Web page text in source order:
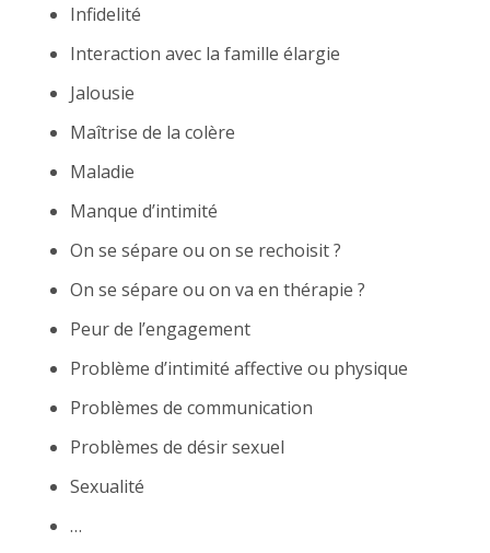
Infidelité
Interaction avec la famille élargie
Jalousie
Maîtrise de la colère
Maladie
Manque d’intimité
On se sépare ou on se rechoisit ?
On se sépare ou on va en thérapie ?
Peur de l’engagement
Problème d’intimité affective ou physique
Problèmes de communication
Problèmes de désir sexuel
Sexualité
…